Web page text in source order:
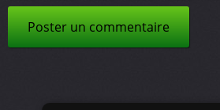
Poster un commentaire